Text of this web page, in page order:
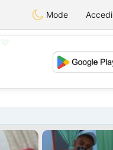
Mode Accedi